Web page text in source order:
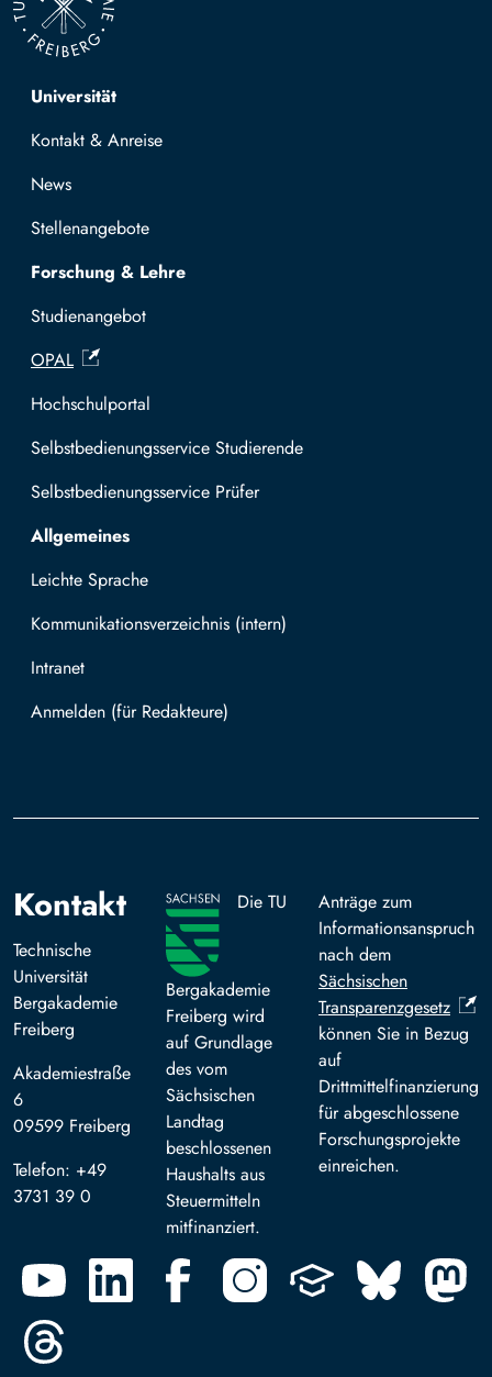
Top navigation
Universität
Kontakt & Anreise
News
Stellenangebote
Forschung & Lehre
Studienangebot
OPAL
Hochschulportal
Selbstbedienungsservice Studierende
Selbstbedienungsservice Prüfer
Allgemeines
Leichte Sprache
Kommunikationsverzeichnis (intern)
Intranet
Mit TUBAF Login anmelden
Kontakt
Technische
Universität
Bergakademie
Freiberg
Akademiestraße
6
09599 Freiberg
Telefon: +49
3731 39 0
Die TU
Bergakademie
Freiberg wird
auf Grundlage
des vom
Sächsischen
Landtag
beschlossenen
Haushalts aus
Steuermitteln
mitfinanziert.
Anträge zum
Informationsanspruch
nach dem
Sächsischen
Transparenzgesetz
können Sie in Bezug
auf
Drittmittelfinanzierung
für abgeschlossene
Forschungsprojekte
einreichen.